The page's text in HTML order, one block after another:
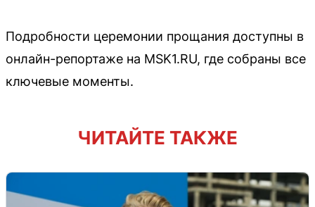
Подробности церемонии прощания доступны в
онлайн-репортаже на MSK1.RU, где собраны все
ключевые моменты.
ЧИТАЙТЕ ТАКЖЕ